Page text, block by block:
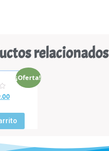
relacionados
¡Oferta!